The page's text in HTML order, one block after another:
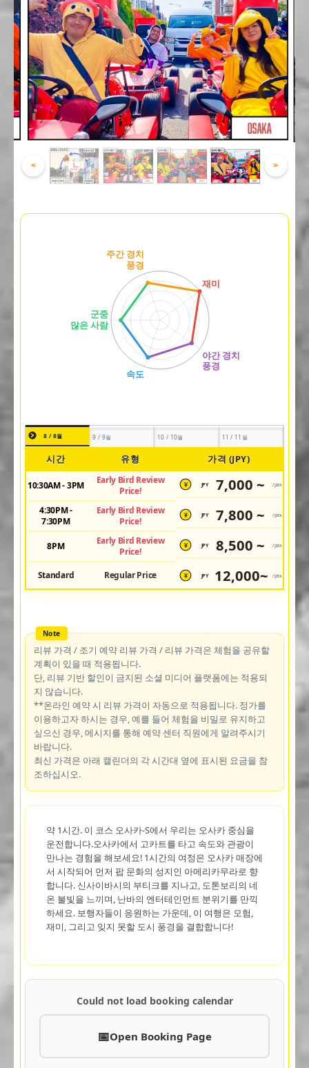
< >
8 / 8월 9 / 9월 10 / 10월 11 / 11월
시간 유형 가격 (JPY)
10:30AM - 3PM
Early Bird Review
Price!
¥ JPY 7,000 ~ /pax
4:30PM -
7:30PM
Early Bird Review
Price!
¥ JPY 7,800 ~ /pax
8PM
Early Bird Review
Price!
¥ JPY 8,500 ~ /pax
Standard Regular Price ¥ JPY 12,000~ /pax
리뷰 가격 / 조기 예약 리뷰 가격 / 리뷰 가격은 체험을 공유할
계획이 있을 때 적용됩니다.
단, 리뷰 기반 할인이 금지된 소셜 미디어 플랫폼에는 적용되
지 않습니다.
**온라인 예약 시 리뷰 가격이 자동으로 적용됩니다. 정가를
이용하고자 하시는 경우, 예를 들어 체험을 비밀로 유지하고
싶으신 경우, 메시지를 통해 예약 센터 직원에게 알려주시기
바랍니다.
최신 가격은 아래 캘린더의 각 시간대 옆에 표시된 요금을 참
조하십시오.
약 1시간. 이 코스 오사카-S에서 우리는 오사카 중심을
운전합니다.오사카에서 고카트를 타고 속도와 관광이
만나는 경험을 해보세요! 1시간의 여정은 오사카 매장에
서 시작되어 먼저 팝 문화의 성지인 아메리카무라로 향
합니다. 신사이바시의 부티크를 지나고, 도톤보리의 네
온 불빛을 느끼며, 난바의 엔터테인먼트 분위기를 만끽
하세요. 보행자들이 응원하는 가운데, 이 여행은 모험,
재미, 그리고 잊지 못할 도시 풍경을 결합합니다!
Could not load booking calendar
Open Booking Page